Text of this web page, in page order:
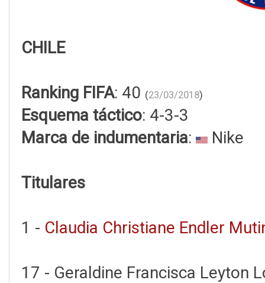
CHILE
Ranking FIFA: 40 (23/03/2018)
Esquema táctico: 4-3-3
Marca de indumentaria: Nike
Titulares
1 - Claudia Christiane Endler
17 - Geraldine Francisca Leyton